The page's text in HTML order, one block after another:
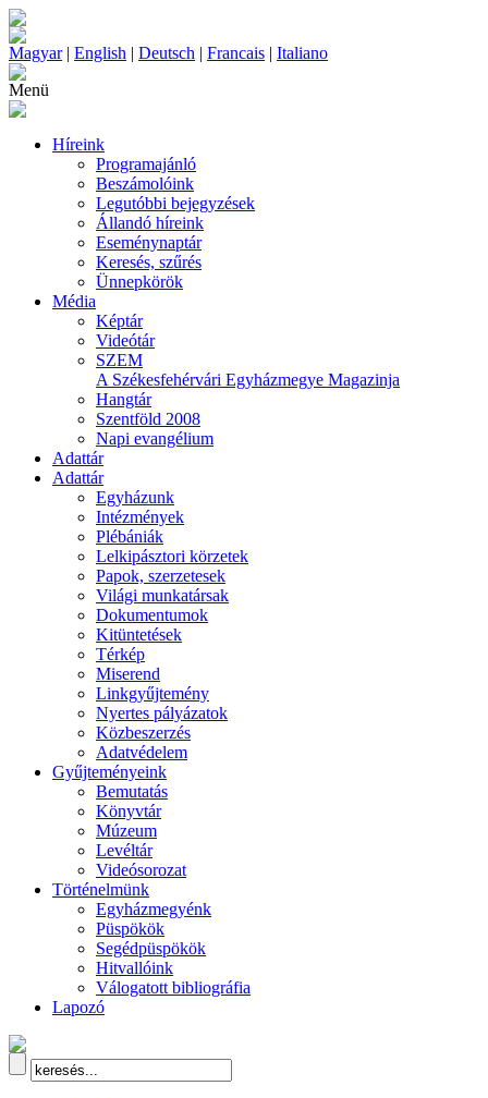
Magyar| English | Deutsch | Francais | Italiano
Menü
Híreink
Programajánló
Beszámolóink
Legutóbbi bejegyzések
Állandó híreink
Eseménynaptár
Keresés, szűrés
Ünnepkörök
Média
Képtár
Videótár
SZEM
A Székesfehérvári Egyházmegye Magazinja
Hangtár
Szentföld 2008
Napi evangélium
Adattár
Adattár
Egyházunk
Intézmények
Plébániák
Lelkipásztori körzetek
Papok, szerzetesek
Világi munkatársak
Dokumentumok
Kitüntetések
Térkép
Miserend
Linkgyűjtemény
Nyertes pályázatok
Közbeszerzés
Adatvédelem
Gyűjteményeink
Bemutatás
Könyvtár
Múzeum
Levéltár
Videósorozat
Történelmünk
Egyházmegyénk
Püspökök
Segédpüspökök
Hitvallóink
Válogatott bibliográfia
Lapozó